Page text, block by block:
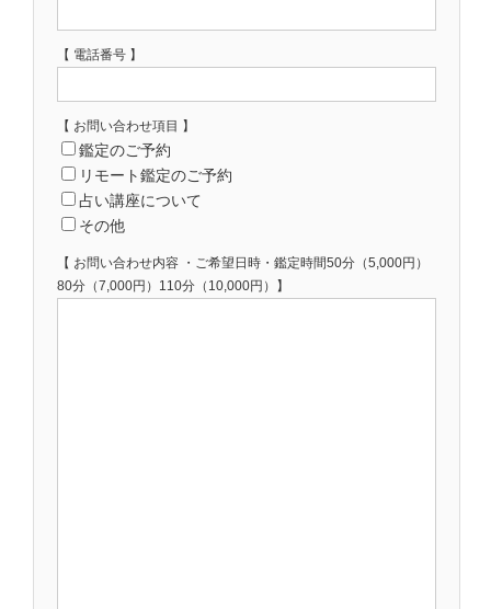
【 電話番号 】
【 お問い合わせ項目 】
鑑定のご予約
リモート鑑定のご予約
占い講座について
その他
【 お問い合わせ内容 ・ご希望日時・鑑定時間50分（5,000円）
80分（7,000円）110分（10,000円）】